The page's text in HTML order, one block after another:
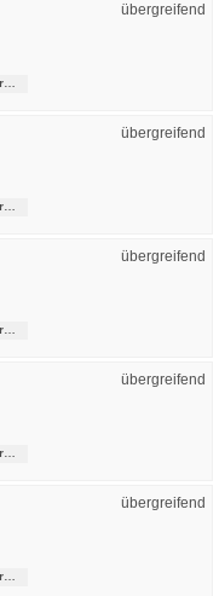
übergreifend
übergreifend
übergreifend
übergreifend
übergreifend